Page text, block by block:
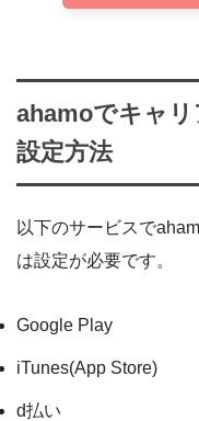
ahamoでキャ
設定方法
以下のサービスで
は設定が必要です。
Google Play
iTunes(App Store)
d払い